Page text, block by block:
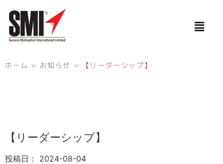
ホーム » お知らせ » 【リーダーシップ】
【リーダーシップ】
投稿日： 2024-08-04